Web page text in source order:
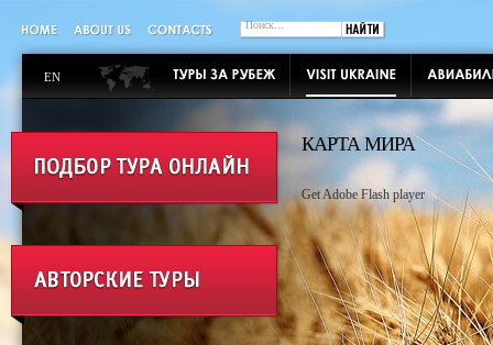
EN
КАРТА МИРА
Get Adobe Flash player